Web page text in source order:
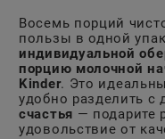
Восемь порций
пользы в одной
индивидуальной
порцию молочной
Kinder. Это
удобно разделить с
счастья — подарите
удовольствие от